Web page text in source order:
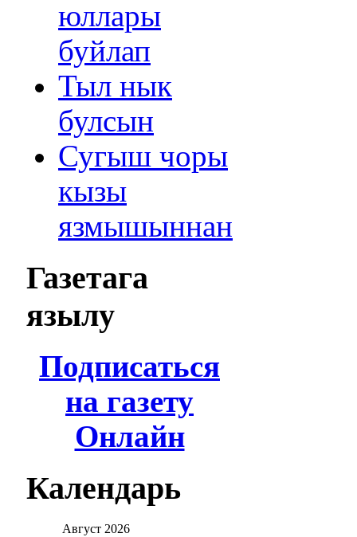
юллары
буйлап
Тыл нык
булсын
Сугыш чоры
кызы
язмышыннан
Газетага
язылу
Подписаться
на газету
Онлайн
Календарь
Август 2026